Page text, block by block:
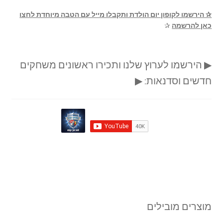
✰ הירשמו לקופון יום הולדת ותקבלו מייל עם הטבה מיוחדת לחצו
כאן להרשמה ✰
▶ הירשמו לערוץ שלנו ותכירו ראשונים משחקים
חדשים וסדנאות: ▶
מוצרים מובילים